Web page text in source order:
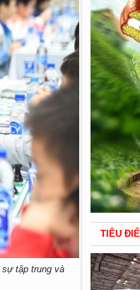
tập trung và
TIÊU